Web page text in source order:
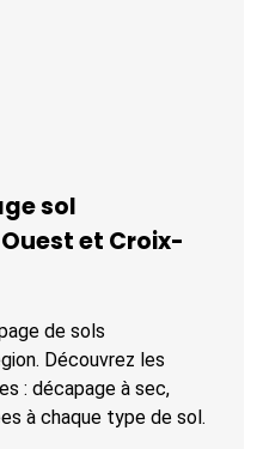
sol
et Croix-
de sols
Découvrez les
: décapage à sec,
à chaque type de sol.